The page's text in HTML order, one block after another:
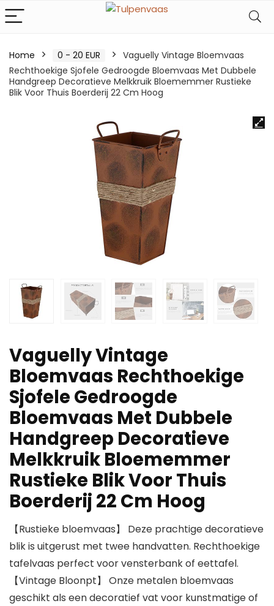
Home 0 - 20 EUR
Vaguelly Vintage Bloemvaas
Rechthoekige Sjofele Gedroogde Bloemvaas Met Dubbele
Handgreep Decoratieve Melkkruik Bloememmer Rustieke
Blik Voor Thuis Boerderij 22 Cm Hoog
Vaguelly Vintage
Bloemvaas Rechthoekige
Sjofele Gedroogde
Bloemvaas Met Dubbele
Handgreep Decoratieve
Melkkruik Bloememmer
Rustieke Blik Voor Thuis
Boerderij 22 Cm Hoog
【Rustieke bloemvaas】 Deze prachtige decoratieve
blik is uitgerust met twee handvatten. Rechthoekige
tafelvaas perfect voor vensterbank of eettafel.
【Vintage Bloonpt】 Onze metalen bloemvaas
geschikt als een decoratief vat voor kunstmatige of